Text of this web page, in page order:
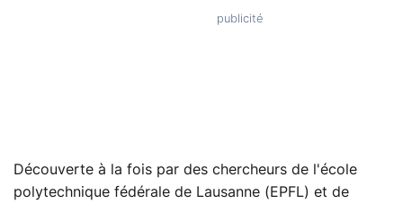
Découverte à la fois par des chercheurs de l'école
polytechnique fédérale de Lausanne (EPFL) et de